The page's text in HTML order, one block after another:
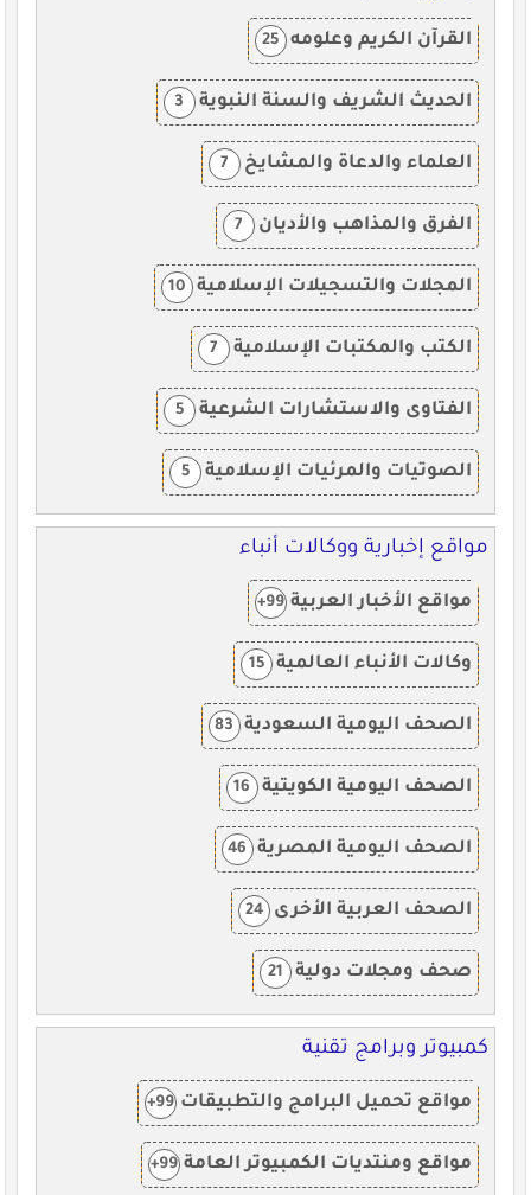
القرآن الكريم وعلومه 25
الحديث الشريف والسنة النبوية 3
العلماء والدعاة والمشايخ 7
الفرق والمذاهب والأديان 7
المجلات والتسجيلات الإسلامية 10
الكتب والمكتبات الإسلامية 7
الفتاوى والاستشارات الشرعية 5
الصوتيات والمرئيات الإسلامية 5
مواقع إخبارية ووكالات أنباء
مواقع الأخبار العربية 99+
وكالات الأنباء العالمية 15
الصحف اليومية السعودية 83
الصحف اليومية الكويتية 16
الصحف اليومية المصرية 46
الصحف العربية الأخرى 24
صحف ومجلات دولية 21
كمبيوتر وبرامج تقنية
مواقع تحميل البرامج والتطبيقات 99+
مواقع ومنتديات الكمبيوتر العامة 99+